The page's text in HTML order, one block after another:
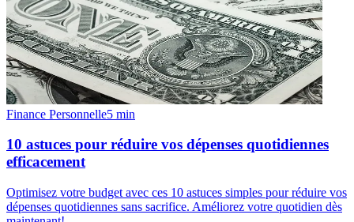
Finance Personnelle5 min
10 astuces pour réduire vos dépenses quotidiennes
efficacement
Optimisez votre budget avec ces 10 astuces simples pour réduire vos
dépenses quotidiennes sans sacrifice. Améliorez votre quotidien dès